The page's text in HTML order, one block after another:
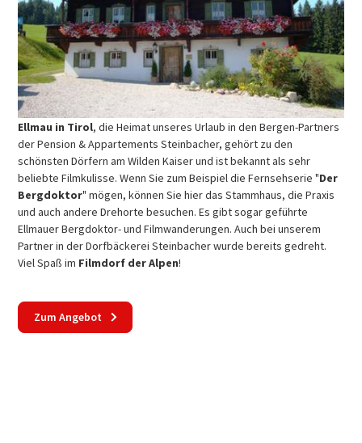
Ellmau in Tirol, die Heimat unseres Urlaub in den Bergen-Partners
der Pension & Appartements Steinbacher, gehört zu den
schönsten Dörfern am Wilden Kaiser und ist bekannt als sehr
beliebte Filmkulisse. Wenn Sie zum Beispiel die Fernsehserie "Der
Bergdoktor" mögen, können Sie hier das Stammhaus, die Praxis
und auch andere Drehorte besuchen. Es gibt sogar geführte
Ellmauer Bergdoktor- und Filmwanderungen. Auch bei unserem
Partner in der Dorfbäckerei Steinbacher wurde bereits gedreht.
Viel Spaß im Filmdorf der Alpen!
Zum Angebot